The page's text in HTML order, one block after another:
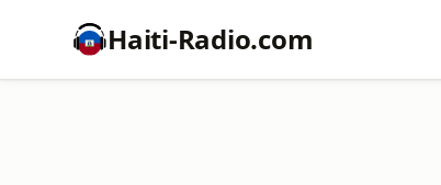
Haiti-Radio.com